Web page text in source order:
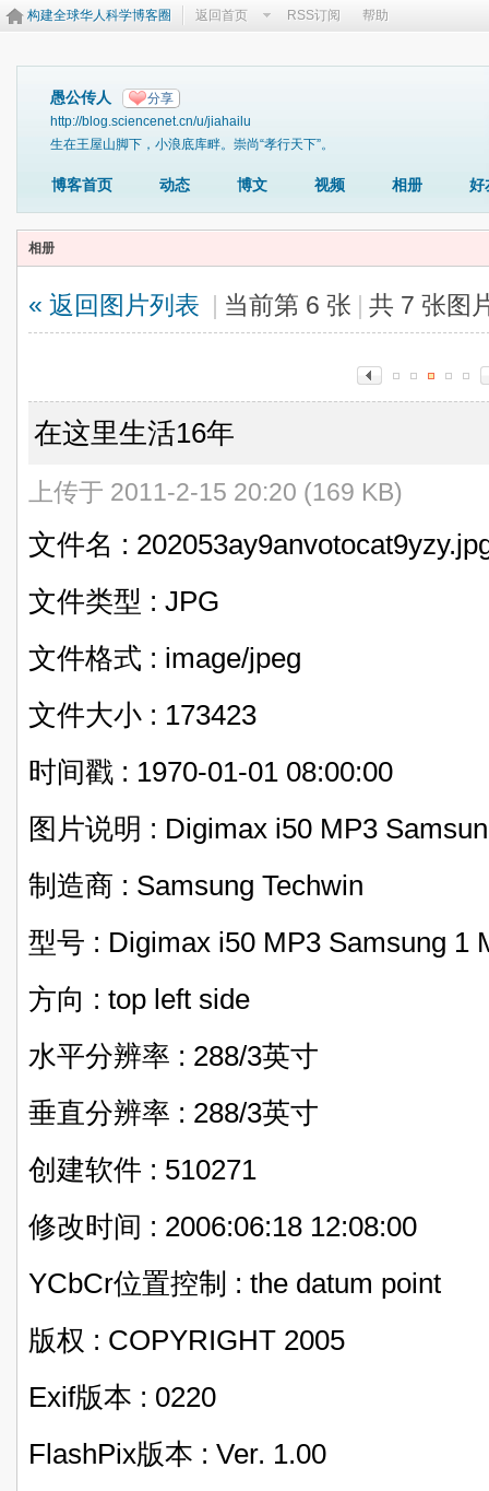
构建全球华人科学博客圈 返回首页 RSS订阅 帮助
愚公传人 分享
http://blog.sciencenet.cn/u/jiahailu
生在王屋山脚下，小浪底库畔。崇尚“孝行天下”。
博客首页 动态 博文 视频 相册 好
相册
« 返回图片列表 | 当前第 6 张 | 共 7 张图
在这里生活16年
上传于 2011-2-15 20:20 (169 KB)
文件名 :
文件类型 : JPG
文件格式 : image/jpeg
文件大小 : 173423
时间戳 : 1970-01-01 08:00:00
图片说明 : Digimax i50 MP3
制造商 : Samsung Techwin
型号 : Digimax i50 MP3 Samsung 1
方向 : top left side
水平分辨率 : 288/3英寸
垂直分辨率 : 288/3英寸
创建软件 : 510271
修改时间 : 2006:06:18 12:08:00
YCbCr位置控制 : the datum point
版权 : COPYRIGHT 2005
Exif版本 : 0220
FlashPix版本 : Ver. 1.00